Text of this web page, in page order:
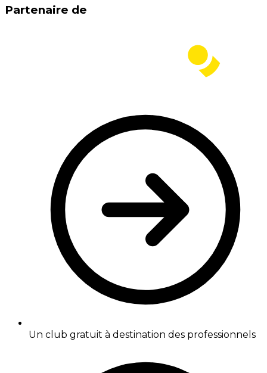
Partenaire de
Un club gratuit à destination des professionnels